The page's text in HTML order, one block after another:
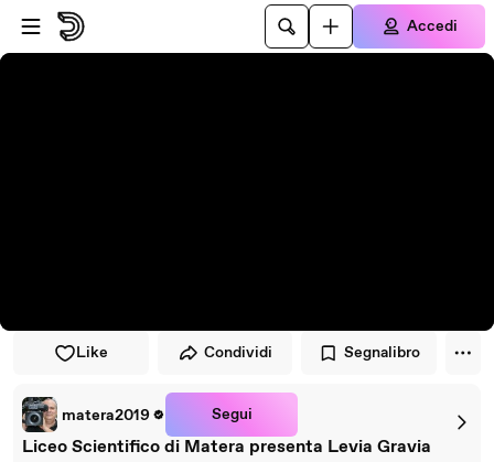
Vai al lettore
Passa al contenuto principale
Accedi
Like Condividi Segnalibro
matera2019 Segui
Liceo Scientifico di Matera presenta Levia Gravia